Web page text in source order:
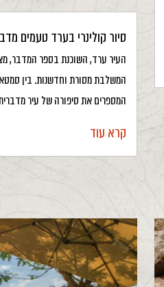
סיור קולינרי בערד טעמים
העיר ערד, השוכנת בספר המדבר,
המשלבת מסורת וחדשנות. בין
המספרים את סיפורה של עיר
קרא עוד